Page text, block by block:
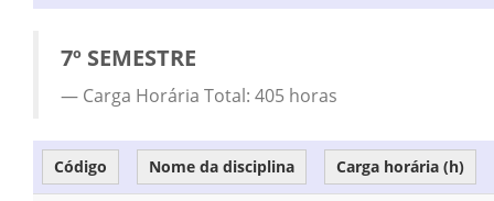
7º SEMESTRE
Carga Horária Total: 405 horas
Código Nome da disciplina Carga horária (h)